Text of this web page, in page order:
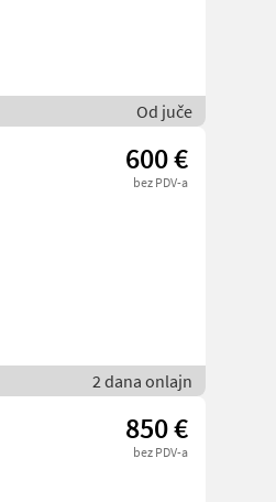
Od juče
600 €
bez PDV-a
2 dana onlajn
850 €
bez PDV-a